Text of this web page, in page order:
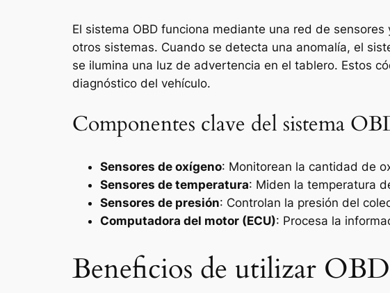
El sistema OBD funciona mediante una red de
otros sistemas. Cuando se detecta una anomalía, el
se ilumina una luz de advertencia en el tablero. Estos
diagnóstico del vehículo.
Componentes clave del sistema
Sensores de oxígeno: Monitorean la cantidad de
Sensores de temperatura: Miden la temperatura
Sensores de presión: Controlan la presión del
Computadora del motor (ECU): Procesa la
Beneficios de utilizar